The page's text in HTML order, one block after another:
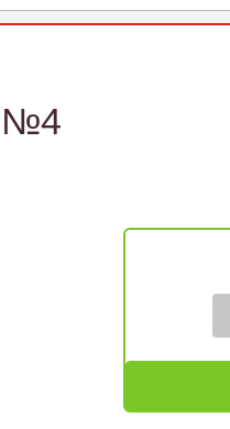
№4